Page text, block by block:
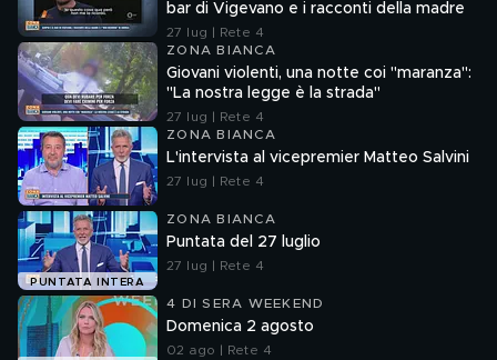
bar di Vigevano e i racconti della madre
27 lug | Rete 4
ZONA BIANCA
Giovani violenti, una notte coi "maranza":
"La nostra legge è la strada"
27 lug | Rete 4
ZONA BIANCA
L'intervista al vicepremier Matteo Salvini
27 lug | Rete 4
PUNTATA INTERA
ZONA BIANCA
Puntata del 27 luglio
27 lug | Rete 4
4 DI SERA WEEKEND
Domenica 2 agosto
02 ago | Rete 4